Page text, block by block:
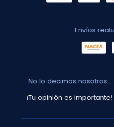
Envíos
No lo decimos nosotros...
¡Tu opinión es importante!